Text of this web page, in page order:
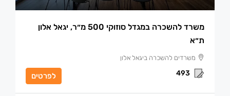
משרד להשכרה במגדל סוזוקי 500 מ״ר, יגאל אלון
ת״א
משרדים להשכרה ביגאל אלון
493 לפרטים